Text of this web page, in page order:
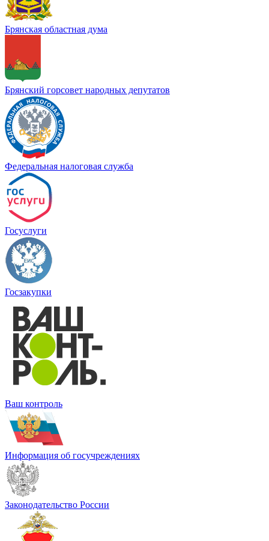
Брянская областная дума
Брянский горсовет народных депутатов
Федеральная налоговая служба
Госуслуги
Госзакупки
Ваш контроль
Информация об госучреждениях
Законодательство России